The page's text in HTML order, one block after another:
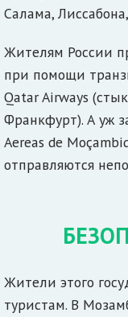
Салама,
Жителям России
при помощи
Qatar Airways
Франкфурт). А уж
Aereas de
отправляются
Жители этого
туристам. В